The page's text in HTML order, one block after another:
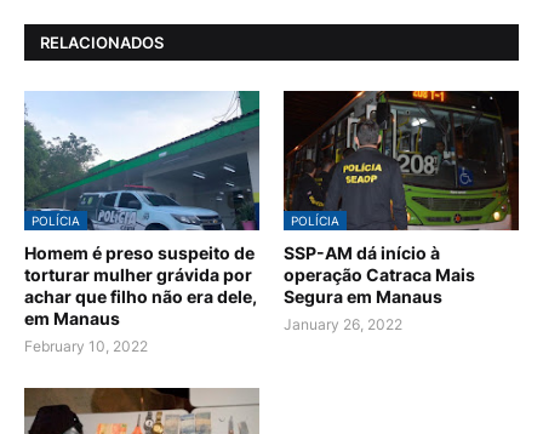
RELACIONADOS
POLÍCIA
Homem é preso suspeito de
torturar mulher grávida por
achar que filho não era dele,
em Manaus
February 10, 2022
POLÍCIA
SSP-AM dá início à
operação Catraca Mais
Segura em Manaus
January 26, 2022